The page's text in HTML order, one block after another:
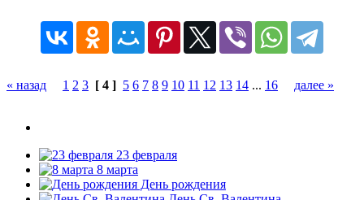
« назад 1 2 3 [ 4 ] 5 6 7 8 9 10 11 12 13 14 ... 16 далее »
23 февраля
8 марта
День рождения